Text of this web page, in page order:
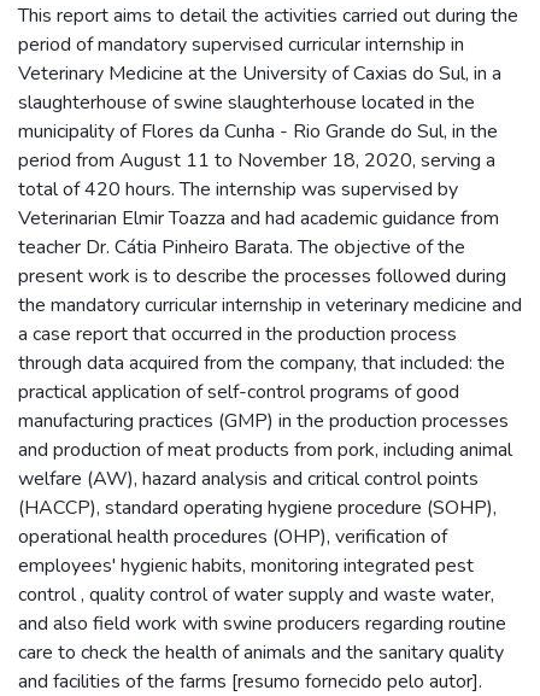
This report aims to detail the activities carried out during the
period of mandatory supervised curricular internship in
Veterinary Medicine at the University of Caxias do Sul, in a
slaughterhouse of swine slaughterhouse located in the
municipality of Flores da Cunha - Rio Grande do Sul, in the
period from August 11 to November 18, 2020, serving a
total of 420 hours. The internship was supervised by
Veterinarian Elmir Toazza and had academic guidance from
teacher Dr. Cátia Pinheiro Barata. The objective of the
present work is to describe the processes followed during
the mandatory curricular internship in veterinary medicine and
a case report that occurred in the production process
through data acquired from the company, that included: the
practical application of self-control programs of good
manufacturing practices (GMP) in the production processes
and production of meat products from pork, including animal
welfare (AW), hazard analysis and critical control points
(HACCP), standard operating hygiene procedure (SOHP),
operational health procedures (OHP), verification of
employees' hygienic habits, monitoring integrated pest
control , quality control of water supply and waste water,
and also field work with swine producers regarding routine
care to check the health of animals and the sanitary quality
and facilities of the farms [resumo fornecido pelo autor].